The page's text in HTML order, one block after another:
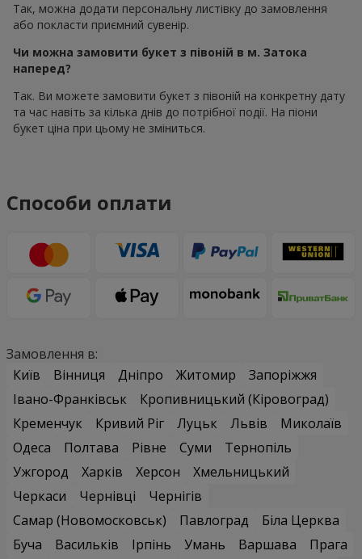
Так, можна додати персональну листівку до замовлення
або покласти приємний сувенір.
Чи можна замовити букет з півоній в м. Затока
наперед?
Так. Ви можете замовити букет з півоній на конкретну дату
та час навіть за кілька днів до потрібної події. На піони
букет ціна при цьому не зміниться.
Способи оплати
Замовлення в:
Київ
Вінниця Дніпро Житомир
Запоріжжя
Івано-Франківськ
Кропивницький (Кіровоград)
Кременчук
Кривий Ріг Луцьк Львів
Миколаїв
Одеса
Полтава Рівне Суми
Тернопіль
Ужгород
Харків Херсон
Хмельницький
Черкаси
Чернівці
Чернігів
Самар (Новомосковськ)
Павлоград
Біла Церква
Буча
Васильків Ірпінь Умань Варшава
Прага